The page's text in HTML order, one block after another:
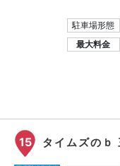
駐車場形態
最大料金
15 タイムズのｂ